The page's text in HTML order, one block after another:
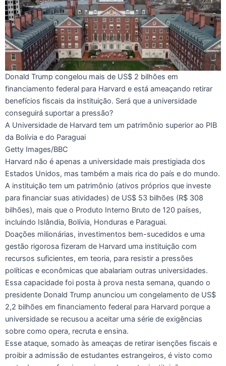
Donald Trump congelou mais de US$ 2 bilhões em
financiamento federal para Harvard e está ameaçando retirar
benefícios fiscais da instituição. Será que a universidade
conseguirá suportar a pressão?
A Universidade de Harvard tem um patrimônio superior ao PIB
da Bolívia e do Paraguai
Getty Images/BBC
Harvard não é apenas a universidade mais prestigiada dos
Estados Unidos, mas também a mais rica do país e do mundo.
A instituição tem um patrimônio (ativos próprios que investe
para financiar suas atividades) de US$ 53 bilhões (R$ 308
bilhões), mais que o Produto Interno Bruto de 120 países,
incluindo Islândia, Bolívia, Honduras e Paraguai.
Doações milionárias, investimentos bem-sucedidos e uma
gestão rigorosa fizeram de Harvard uma instituição com
recursos suficientes, em teoria, para resistir a pressões
políticas e econômicas que abalariam outras universidades.
Essa capacidade foi posta à prova nesta semana, quando o
presidente Donald Trump anunciou um congelamento de US$
2,2 bilhões em financiamento federal para Harvard porque a
universidade se recusou a aceitar uma série de exigências
sobre como opera, recruta e ensina.
Esse ataque, somado às ameaças de retirar isenções fiscais e
proibir a admissão de estudantes estrangeiros, é visto como